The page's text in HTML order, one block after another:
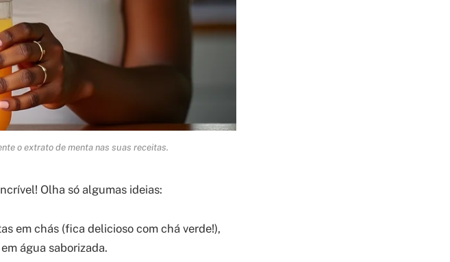
o extrato de menta nas suas receitas.
Olha só algumas ideias:
em chás (fica delicioso com chá verde!),
água saborizada.